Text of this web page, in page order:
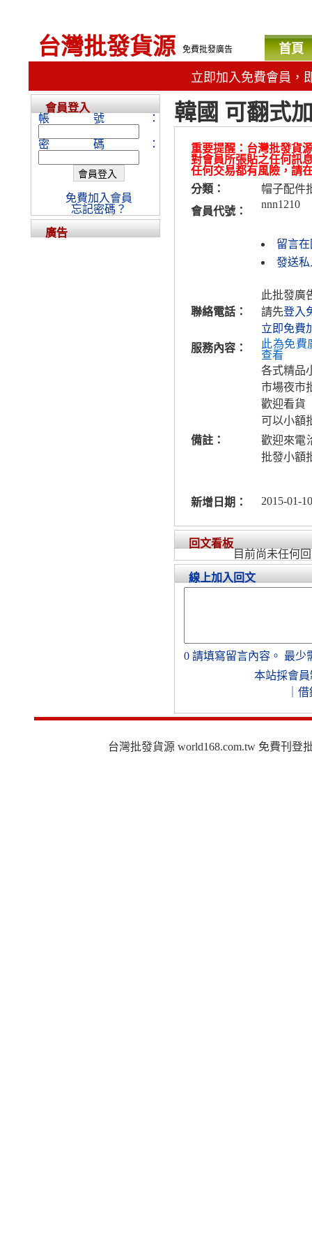
台灣批發貨源 免費批發廣告 首頁
立即加入免費會員，
韓國 可翻式
重要提醒：台灣批發貨
對會員所張貼之任何訊
任何交易都有風險，請
分類：
帽子配件
會員代號：
nnn1210
留言
發送私
聯絡電話：
此批發廣
請先登入
立即免費
服務內容：
此為免費
查看
各式精品
市場夜市
歡迎看貨
可以小額
備註：
歡迎來電
批發小額
新增日期： 2015-01-
回文看板
目前尚未任何
線上加入回文
0 請填寫留言內容。 最少
本站採會員
借
會員登入
帳號：
密碼：
免費加入會員
忘記密碼？
廣告
台灣批發貨源 world168.com.tw 免費刊登